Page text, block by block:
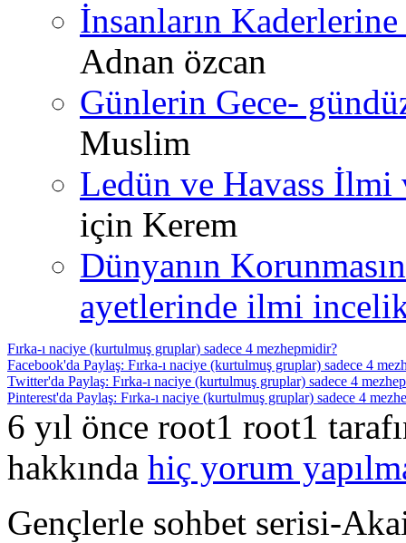
İnsanların
Adnan özcan
Günlerin Gece-
Muslim
Ledün ve Havass İlmi
için Kerem
Dünyanın
ayetlerinde ilmi
Fırka-ı naciye (kurtulmuş gruplar) sadece 4 mezhepmidir?
Facebook'da Paylaş: Fırka-ı naciye (kurtulmuş gruplar) sadece 4
Twitter'da Paylaş: Fırka-ı naciye (kurtulmuş gruplar) sadece 4
Pinterest'da Paylaş: Fırka-ı naciye (kurtulmuş gruplar) sadece 4
6 yıl önce root1 root1
hakkında hiç yorum
Gençlerle sohbet serisi-